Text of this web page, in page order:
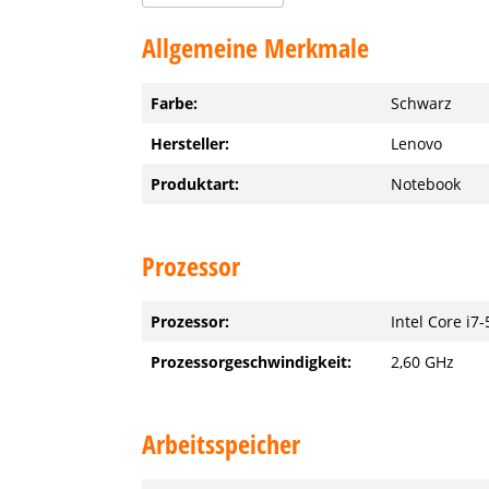
Allgemeine Merkmale
Farbe:
Schwarz
Hersteller:
Lenovo
Produktart:
Notebook
Prozessor
Prozessor:
Intel Core i7-
Prozessorgeschwindigkeit:
2,60 GHz
Arbeitsspeicher